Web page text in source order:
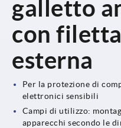
galletto
con
esterna
Per la protezione di
elettronici sensibili
Campi di utilizzo:
apparecchi secondo le